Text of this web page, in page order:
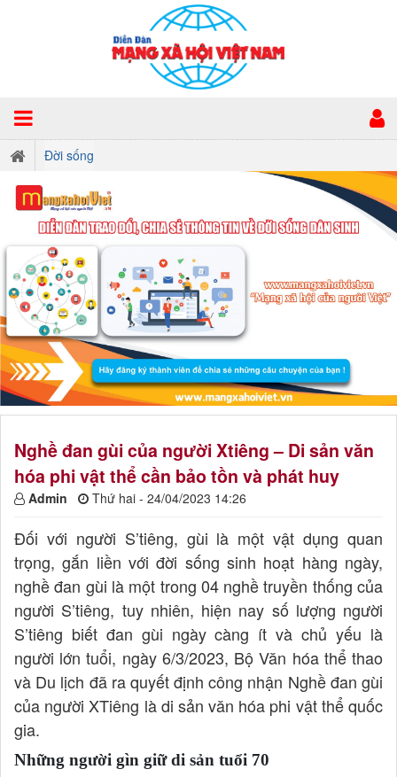
Đời sống
Nghề đan gùi của người Xtiêng – Di sản văn
hóa phi vật thể cần bảo tồn và phát huy
Admin Thứ hai - 24/04/2023 14:26
Đối với người S’tiêng, gùi là một vật dụng quan
trọng, gắn liền với đời sống sinh hoạt hàng ngày,
nghề đan gùi là một trong 04 nghề truyền thống của
người S’tiêng, tuy nhiên, hiện nay số lượng người
S’tiêng biết đan gùi ngày càng ít và chủ yếu là
người lớn tuổi, ngày 6/3/2023, Bộ Văn hóa thể thao
và Du lịch đã ra quyết định công nhận Nghề đan gùi
của người XTiêng là di sản văn hóa phi vật thể quốc
gia.
Những người gìn giữ di sản tuổi 70